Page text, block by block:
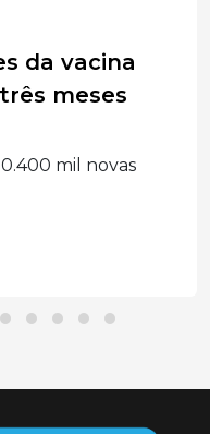
da vacina
meses
mil novas